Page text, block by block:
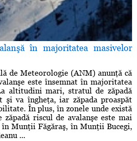
în majoritatea masivelor
de Meteorologie (ANM) anunţă că
este însemnat în majoritatea
altitudini mari, stratul de zăpadă
şi va îngheţa, iar zăpada proaspăt
În plus, în zonele unde există
zăpadă riscul de avalanşe este mai
Munţii Făgăraş, în Munţii Bucegi,
...